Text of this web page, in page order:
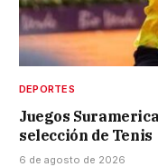
DEPORTES
Juegos
selección de Tenis
6 de agosto de 2026